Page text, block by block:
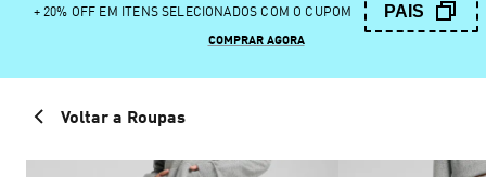
+ 20% OFF EM ITENS SELECIONADOS COM O CUPOM PAIS
COMPRAR AGORA
Voltar a Roupas